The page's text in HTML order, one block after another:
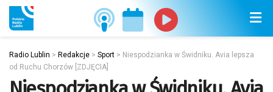
Radio Lublin > Redakcje > Sport > Niespodzianka w Świdniku. Avia lepsza
od Ruchu Chorzów [ZDJĘCIA]